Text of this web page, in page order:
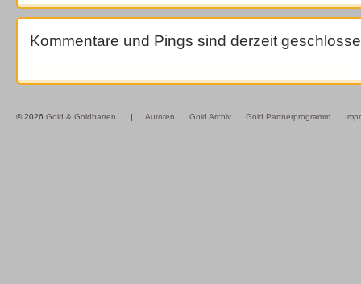
Kommentare und Pings sind derzeit
© 2026 Gold & Goldbarren | Autoren Gold Archiv Gold Partnerprogramm